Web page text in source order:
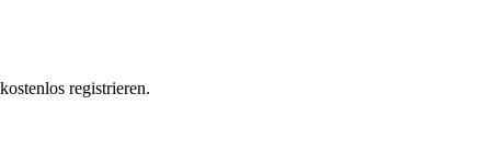
registrieren.